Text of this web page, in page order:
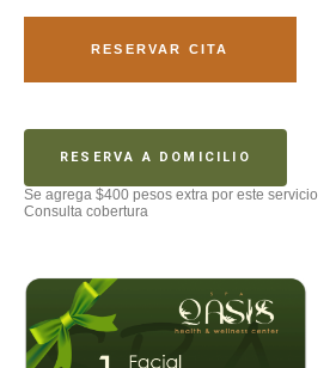
RESERVAR CITA
RESERVA A DOMICILIO
Se agrega $400 pesos extra por este servicio
Consulta cobertura